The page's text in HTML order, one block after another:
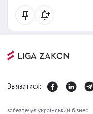
Зв'язатися:
забезпечує український бізнес